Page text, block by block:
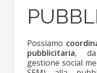
Possiamo
pubblicitaria, da
gestione social